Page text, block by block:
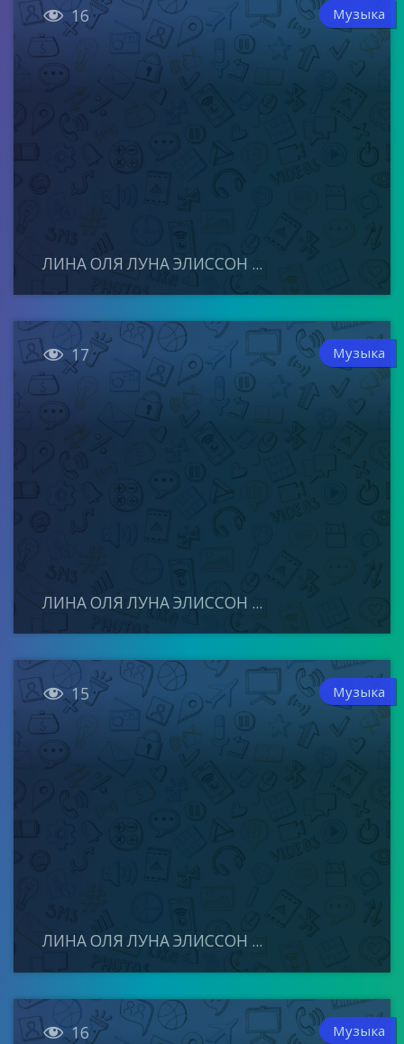
 16 Музыка
ЛИНА ОЛЯ ЛУНА ЭЛИССОН ...
 17 Музыка
ЛИНА ОЛЯ ЛУНА ЭЛИССОН ...
 15 Музыка
ЛИНА ОЛЯ ЛУНА ЭЛИССОН ...
 16 Музыка